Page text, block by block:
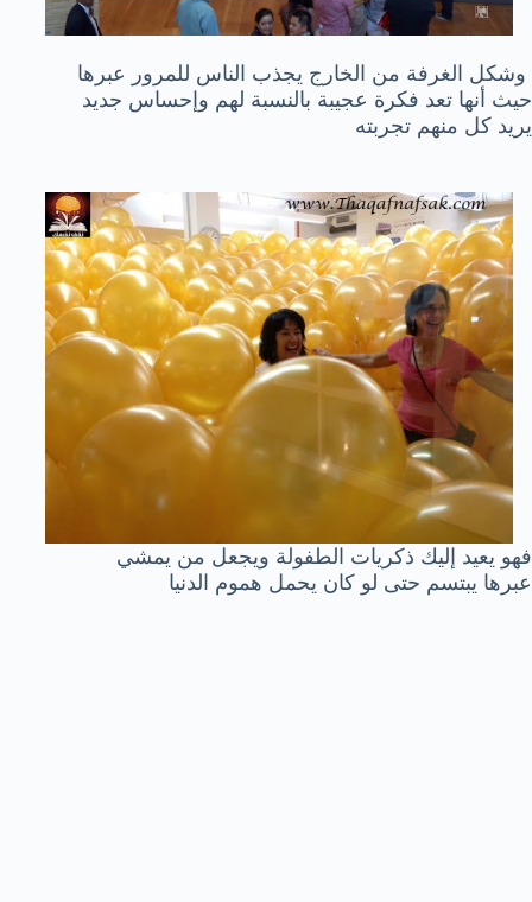
وشكل الغرفة من الخارج يجذب الناس للمرور عبرها
حيث أنها تعد فكرة عجيبة بالنسبة لهم وإحساس جديد
يريد كل منهم تجربته
فهو يعيد إليك ذكريات الطفولة ويجعل من يمشي
عبرها يبتسم حتى لو كان يحمل هموم الدنيا